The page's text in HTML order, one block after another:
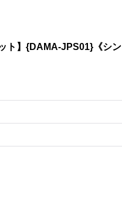
ト】{DAMA-JPS01}《シン